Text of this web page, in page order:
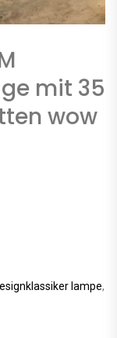
mit 35
wow
lampe,